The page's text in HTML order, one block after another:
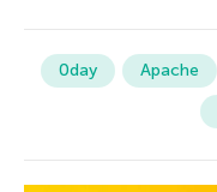
0day Apache